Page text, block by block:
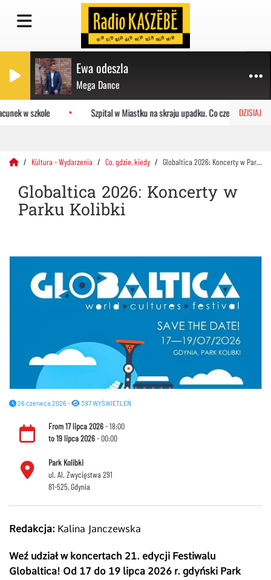
Ewa odeszla
Mega Dance
DZISIAJ
w szkole Szpital w Miastku na skraju upadku. Co czeka placówkę?
Kùltura - Wydarzenia Co, gdzie, kiedy Globaltica 2026: Koncerty w Parku Kolibki
Globaltica 2026: Koncerty w
Parku Kolibki
26 czerwca 2026 - 397 WYŚWIETLEŃ
From17 lipca 2026- 18:00
to19 lipca 2026- 00:00
Park Kolibki
ul. Al. Zwycięstwa 291
81-525, Gdynia
Redakcja: Kalina Janczewska
Weź udział w koncertach 21. edycji Festiwalu
Globaltica! Od 17 do 19 lipca 2026 r. gdyński Park